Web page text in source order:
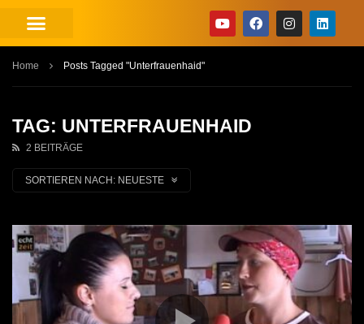
Home Posts Tagged "Unterfrauenhaid"
TAG: UNTERFRAUENHAID
2 BEITRÄGE
SORTIEREN NACH: NEUESTE